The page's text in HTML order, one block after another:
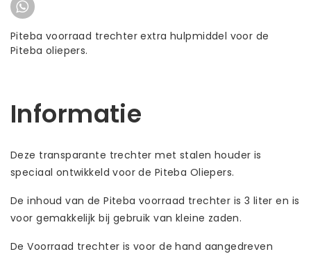
Piteba voorraad trechter extra hulpmiddel voor de
Piteba oliepers.
Informatie
Deze transparante trechter met stalen houder is
speciaal ontwikkeld voor de Piteba Oliepers.
De inhoud van de Piteba voorraad trechter is 3 liter en is
voor gemakkelijk bij gebruik van kleine zaden.
De Voorraad trechter is voor de hand aangedreven